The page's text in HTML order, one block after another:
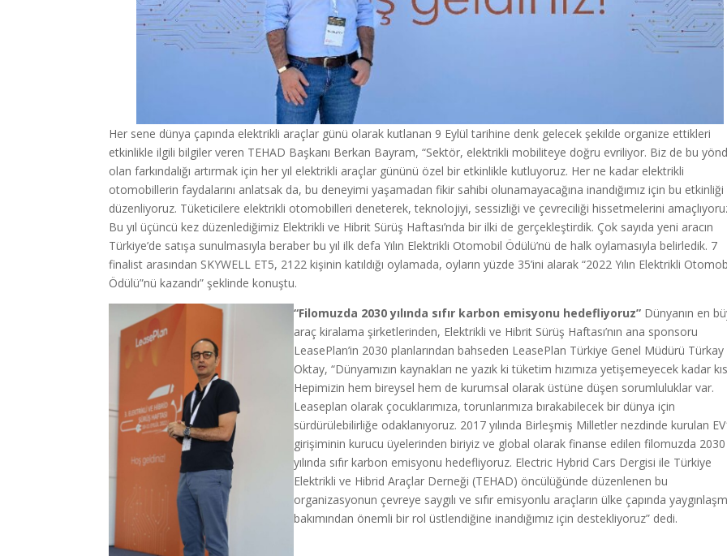
Her sene dünya çapında elektrikli araçlar günü olarak kutlanan 9 Eylül tarihine denk gelecek şekilde organize ettikleri
etkinlikle ilgili bilgiler veren TEHAD Başkanı Berkan Bayram, “Sektör, elektrikli mobiliteye doğru evriliyor. Biz de bu
olan farkındalığı artırmak için her yıl elektrikli araçlar gününü özel bir etkinlikle kutluyoruz. Her ne kadar elektrikli
otomobillerin faydalarını anlatsak da, bu deneyimi yaşamadan fikir sahibi olunamayacağına inandığımız için bu etkinliği
düzenliyoruz. Tüketicilere elektrikli otomobilleri deneterek, teknolojiyi, sessizliği ve çevreciliği hissetmelerini
Bu yıl üçüncü kez düzenlediğimiz Elektrikli ve Hibrit Sürüş Haftası’nda bir ilki de gerçekleştirdik. Çok sayıda yeni aracın
Türkiye’de satışa sunulmasıyla beraber bu yıl ilk defa Yılın Elektrikli Otomobil Ödülü’nü de halk oylamasıyla belirledik. 7
finalist arasından SKYWELL ET5, 2122 kişinin katıldığı oylamada, oyların yüzde 35’ini alarak “2022 Yılın Elektrikli
Ödülü”nü kazandı” şeklinde konuştu.
“Filomuzda 2030 yılında sıfır karbon emisyonu hedefliyoruz” Dünyanın en
araç kiralama şirketlerinden, Elektrikli ve Hibrit Sürüş Haftası’nın ana sponsoru
LeasePlan’in 2030 planlarından bahseden LeasePlan Türkiye Genel Müdürü Türkay
Oktay, “Dünyamızın kaynakları ne yazık ki tüketim hızımıza yetişemeyecek kadar
Hepimizin hem bireysel hem de kurumsal olarak üstüne düşen sorumluluklar var.
Leaseplan olarak çocuklarımıza, torunlarımıza bırakabilecek bir dünya için
sürdürülebilirliğe odaklanıyoruz. 2017 yılında Birleşmiş Milletler nezdinde kurulan
girişiminin kurucu üyelerinden biriyiz ve global olarak finanse edilen filomuzda 2030
yılında sıfır karbon emisyonu hedefliyoruz. Electric Hybrid Cars Dergisi ile Türkiye
Elektrikli ve Hibrid Araçlar Derneği (TEHAD) öncülüğünde düzenlenen bu
organizasyonun çevreye saygılı ve sıfır emisyonlu araçların ülke çapında
bakımından önemli bir rol üstlendiğine inandığımız için destekliyoruz” dedi.